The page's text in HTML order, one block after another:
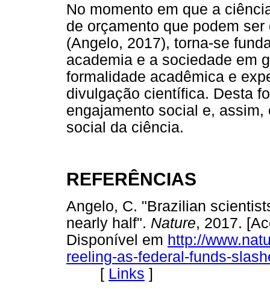
No momento em que a
de orçamento que podem
(Angelo, 2017), torna-se
academia e a sociedade em
formalidade acadêmica e
divulgação científica. Desta
engajamento social e,
social da ciência.
REFERÊNCIAS
Angelo, C. "Brazilian
nearly half". Nature, 2017.
Disponível em http://
reeling-as-federal-funds-
[ Links ]